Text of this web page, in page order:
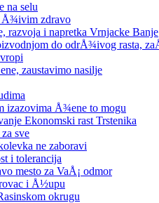
na selu
Å¾ivim zdravo
razvoja i napretka Vrnjacke Banje
do odrÅ¾ivog rasta,
zaustavimo nasilje
izazovima Å¾ene to mogu
Ekonomski rast Trstenika
sve
ne zaboravi
i tolerancija
mesto za VaÅ¡ odmor
i Å½upu
okrugu